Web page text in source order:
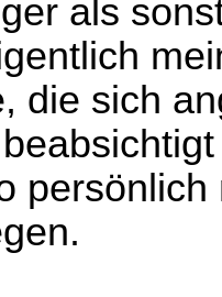
als
die sich